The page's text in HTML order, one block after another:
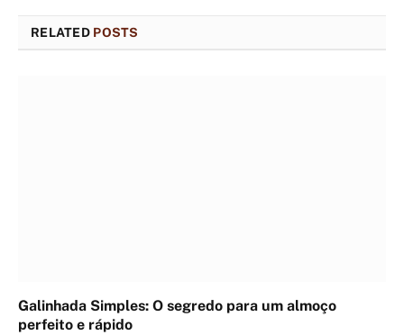
RELATED POSTS
Galinhada Simples: O segredo para um almoço
perfeito e rápido